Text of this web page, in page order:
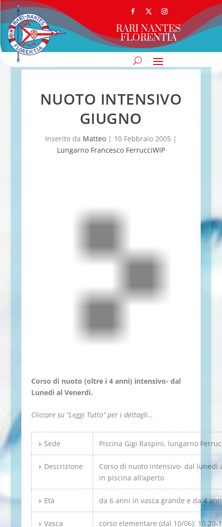
RARI NANTES
FLORENTIA
NUOTO INTENSIVO
GIUGNO
Inserito da Matteo| 10 Febbraio 2005 |
Lungarno Francesco FerrucciWIP
Corso di nuoto (oltre i 4 anni) intensivo- dal
Lunedì al Venerdì.
Cliccare su “Leggi Tutto” per i dettagli…
Sede Piscina Gigi Raspini, lungarno
Descrizione
Corso di nuoto intensivo- dal lunedì
in piscina all’aperto
Età da 6 anni in vasca grande e da 4
Vasca
corso elementare (dal 10/06): 10.20-